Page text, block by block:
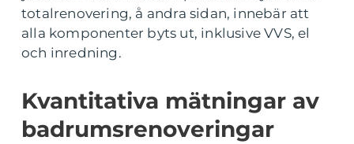
totalrenovering, å andra sidan, innebär att
alla komponenter byts ut, inklusive VVS, el
och inredning.
Kvantitativa mätningar av
badrumsrenoveringar